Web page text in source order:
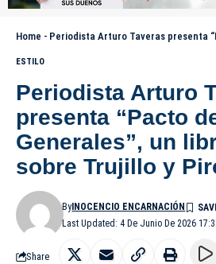
Home - Periodista Arturo Taveras presenta “Pacto de Generales”,
ESTILO
Periodista Arturo
presenta “Pacto
Generales”, un
sobre Trujillo y
Last Updated: 4 De Junio De 2026
ByINOCENCIO ENCARNACIÓN
Share